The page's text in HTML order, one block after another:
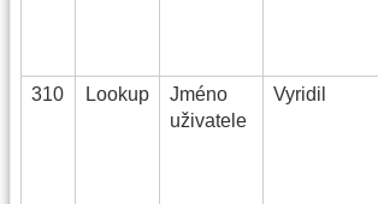
310 Lookup
Jméno
uživatele
Vyridil